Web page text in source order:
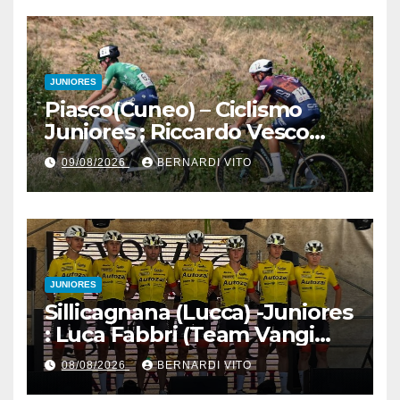
JUNIORES
Piasco(Cuneo) – Ciclismo
Juniores ; Riccardo Vesco
(Guerrini-Senaghese) al
fotofinish su Gugnino (UC
Piasco) e Jedrysek (SC
Fagnano Nuova)
09/08/2026 BERNARDI VITO
JUNIORES
Sillicagnana (Lucca) -Juniores
: Luca Fabbri (Team Vangi
Tommasini) vince il “Gran
Premio Garfagnana –
08/08/2026 BERNARDI VITO